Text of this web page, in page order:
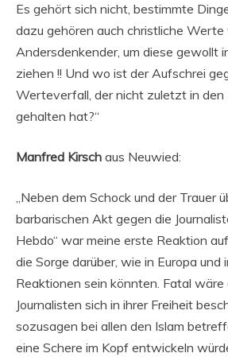
Es gehört sich nicht, bestimmte
dazu gehören auch christliche
Andersdenkender, um diese gewollt
ziehen !! Und wo ist der Aufschrei
Werteverfall, der nicht zuletzt in den
gehalten hat?“
Manfred Kirsch aus Neuwied:
„Neben dem Schock und der Trauer
barbarischen Akt gegen die
Hebdo“ war meine erste Reaktion
die Sorge darüber, wie in Europa und
Reaktionen sein könnten. Fatal wäre
Journalisten sich in ihrer Freiheit
sozusagen bei allen den Islam
eine Schere im Kopf entwickeln